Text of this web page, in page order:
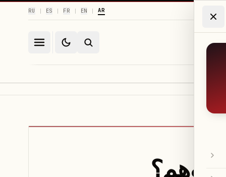
AR
|
EN
|
FR
|
ES
|
RU